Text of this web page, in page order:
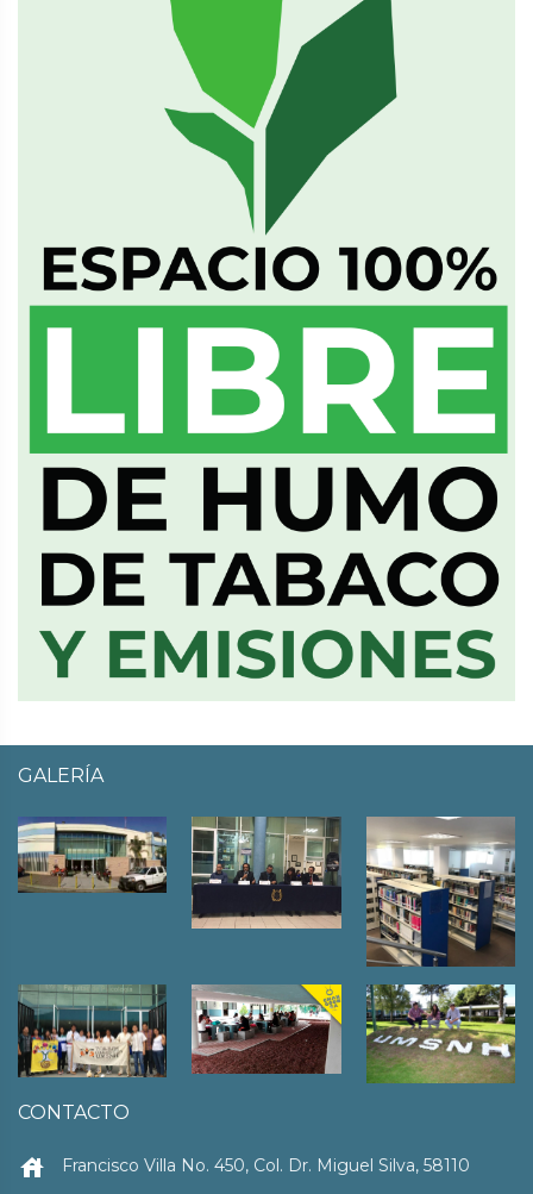
GALERÍA
CONTACTO
house Francisco Villa No. 450, Col. Dr. Miguel Silva, 58110